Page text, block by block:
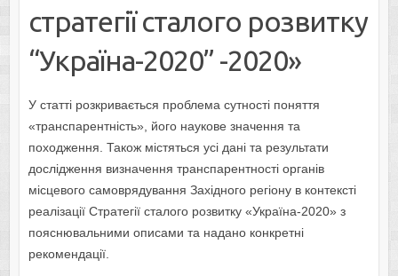
стратегії сталого розвитку
“Україна-2020” -2020»
У статті розкривається проблема сутності поняття
«транспарентність», його наукове значення та
походження. Також містяться усі дані та результати
дослідження визначення транспарентності органів
місцевого самоврядування Західного регіону в контексті
реалізації Стратегії сталого розвитку «Україна-2020» з
пояснювальними описами та надано конкретні
рекомендації.